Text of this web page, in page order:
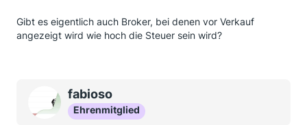
Gibt es eigentlich auch Broker, bei denen vor Verkauf
angezeigt wird wie hoch die Steuer sein wird?
fabioso
Ehrenmitglied